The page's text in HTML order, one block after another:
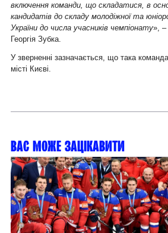
включення команди, що складатися, в
кандидатів до складу молодіжної та
України до числа учасників чемпіонату», –
Георгія Зубка.
У зверненні зазначається, що така
місті Києві.
Вас може зацікавити